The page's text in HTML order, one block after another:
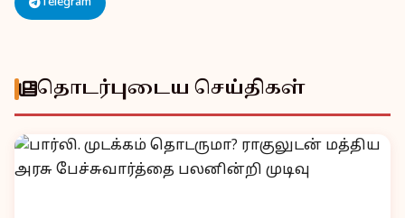
தொடர்புடைய செய்திகள்